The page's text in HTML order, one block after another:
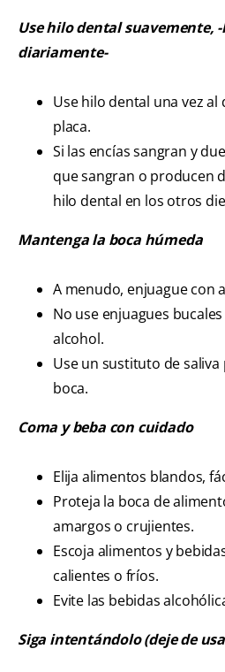
Use hilo dental suavemente,
diariamente-
Use hilo dental una vez
placa.
Si las encías sangran y
que sangran o producen
hilo dental en los otros
Mantenga la boca húmeda
A menudo, enjuague con
No use enjuagues
alcohol.
Use un sustituto de
boca.
Coma y beba con cuidado
Elija alimentos blandos,
Proteja la boca de
amargos o crujientes.
Escoja alimentos y
calientes o fríos.
Evite las bebidas
Siga intentándolo (deje de